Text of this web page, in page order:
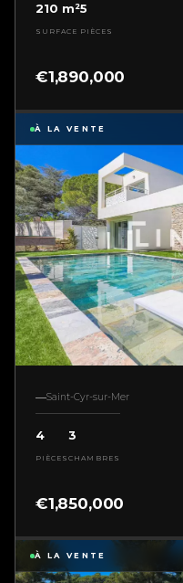
210 m²
SURFACE
5
PIÈCES
€1,890,000
À LA VENTE
Saint-Cyr-sur-Mer
4
PIÈCES
3
CHAMBRES
€1,850,000
À LA VENTE